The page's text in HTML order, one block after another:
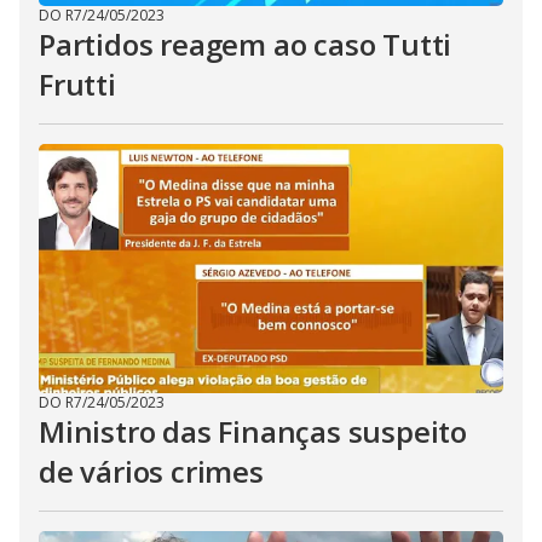
DO R7/24/05/2023
Partidos reagem ao caso Tutti
Frutti
DO R7/24/05/2023
Ministro das Finanças suspeito
de vários crimes